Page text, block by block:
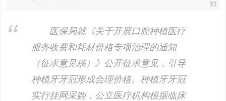
医保局就《关于开展口腔种植医疗
服务收费和耗材价格专项治理的通知
（征求意见稿）》公开征求意见，引导
种植牙牙冠形成合理价格。种植牙牙冠
实行挂网采购，公立医疗机构根据临床